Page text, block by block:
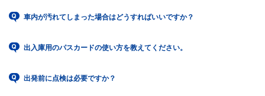
車内が汚れてしまった場合はどうすればいいですか？
出入庫用のパスカードの使い方を教えてください。
出発前に点検は必要ですか？